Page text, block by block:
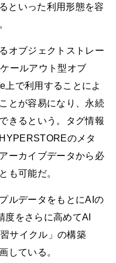
といった利用形態を容
オブジェクトストレー
ールアウト型オブ
上で利用することによ
とが容易になり、永続
きるという。タグ情報
のメタ
ーカイブデータから必
も可能だ。
ルデータをもとにAIの
度をさらに高めてAI
サイクル」の構築
している。